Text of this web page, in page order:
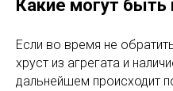
Какие могут быть
Если во время не
хруст из агрегата и
дальнейшем происходит